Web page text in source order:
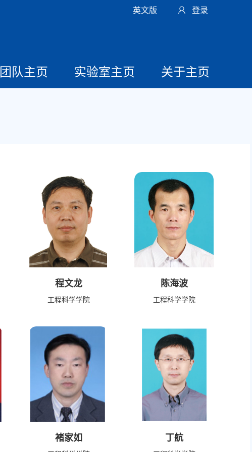
英文版 登录
团队主页 实验室主页 关于主页
程文龙
工程科学学院
陈海波
工程科学学院
褚家如 丁航